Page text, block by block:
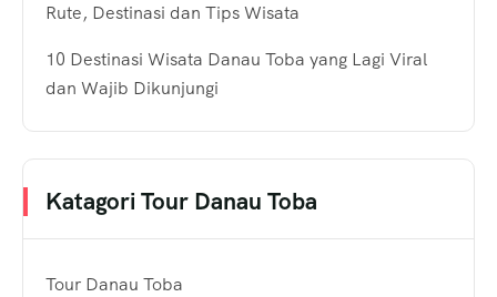
Rute, Destinasi dan Tips Wisata
10 Destinasi Wisata Danau Toba yang Lagi Viral
dan Wajib Dikunjungi
Katagori Tour Danau Toba
Tour Danau Toba